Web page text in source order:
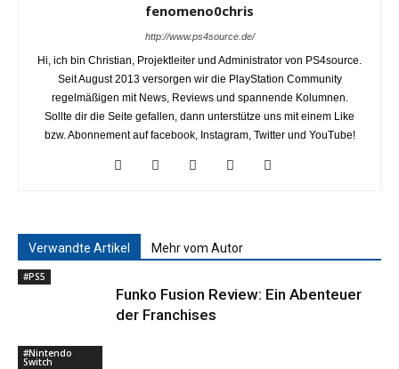
fenomeno0chris
http://www.ps4source.de/
Hi, ich bin Christian, Projektleiter und Administrator von PS4source.
Seit August 2013 versorgen wir die PlayStation Community
regelmäßigen mit News, Reviews und spannende Kolumnen.
Sollte dir die Seite gefallen, dann unterstütze uns mit einem Like
bzw. Abonnement auf facebook, Instagram, Twitter und YouTube!
Verwandte Artikel Mehr vom Autor
#PS5
Funko Fusion Review: Ein Abenteuer
der Franchises
#Nintendo
Switch